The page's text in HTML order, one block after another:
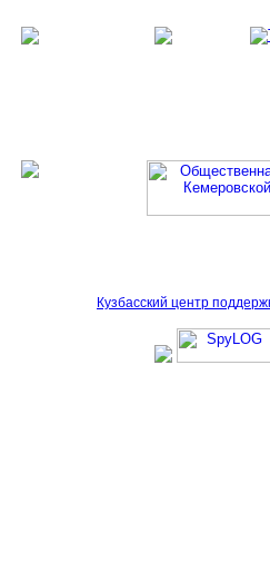
Кузбасский центр